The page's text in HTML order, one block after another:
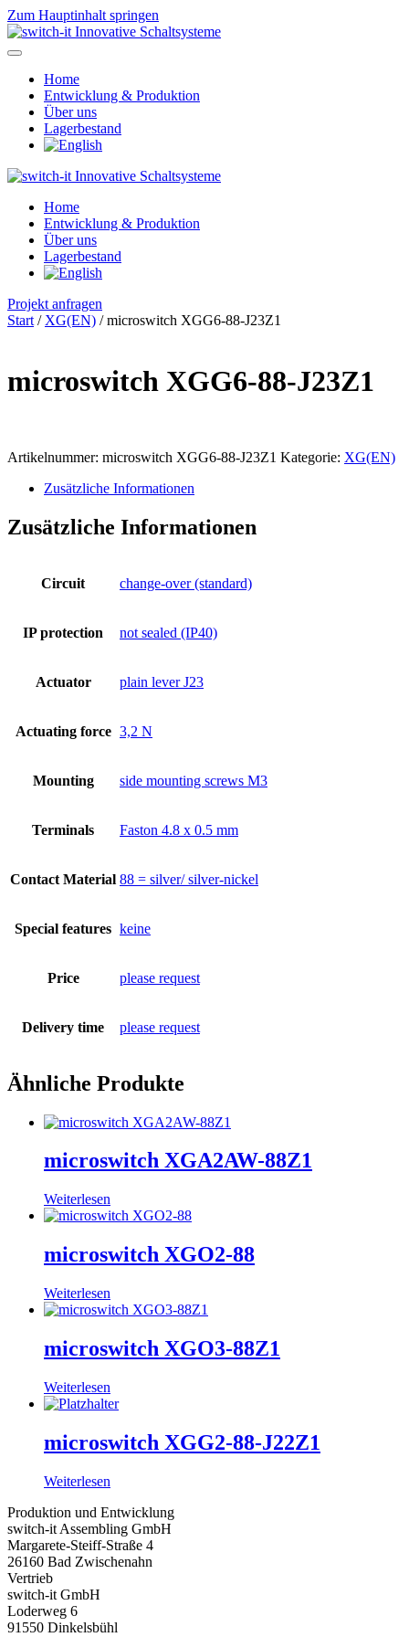
Zum Hauptinhalt springen
Home
Entwicklung & Produktion
Über uns
Lagerbestand
Home
Entwicklung & Produktion
Über uns
Lagerbestand
Projekt anfragen
Start / XG(EN) / microswitch XGG6-88-J23Z1
microswitch XGG6-88-J23Z1
Artikelnummer: microswitch XGG6-88-J23Z1 Kategorie: XG(EN)
Zusätzliche Informationen
Zusätzliche Informationen
Circuit change-over (standard)
IP protection not sealed (IP40)
Actuator plain lever J23
Actuating force 3,2 N
Mounting side mounting screws M3
Terminals Faston 4.8 x 0.5 mm
Contact Material 88 = silver/ silver-nickel
Special features keine
Price please request
Delivery time please request
Ähnliche Produkte
microswitch XGA2AW-88Z1
Weiterlesen
microswitch XGO2-88
Weiterlesen
microswitch XGO3-88Z1
Weiterlesen
microswitch XGG2-88-J22Z1
Weiterlesen
Produktion und Entwicklung
switch-it Assembling GmbH
Margarete-Steiff-Straße 4
26160 Bad Zwischenahn
Vertrieb
switch-it GmbH
Loderweg 6
91550 Dinkelsbühl